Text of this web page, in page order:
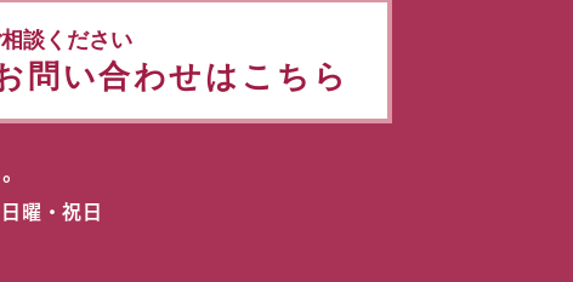
談ください
問い合わせはこちら
・祝日